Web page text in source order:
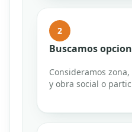
2
Buscamos
Consideramos
y obra social o